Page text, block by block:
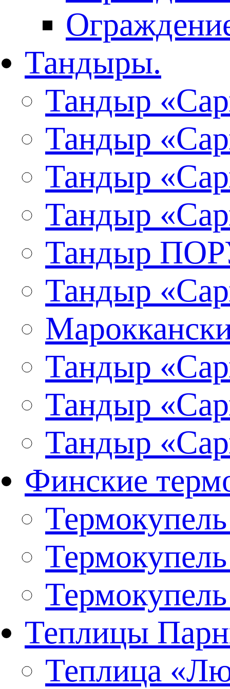
Тандыры.
Тандыр
Тандыр
Тандыр
Тандыр
Тандыр
Тандыр
Тандыр
Тандыр
Тандыр
Финские
Теплицы
Теплица